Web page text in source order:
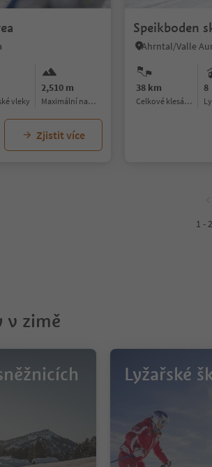
vleky
2,510 m
Maximální nadmořská výška:
Zjistit více
Speikboden
38 km
celkové klesání / stoupání
8
1 -
v zimě
Lyžařské